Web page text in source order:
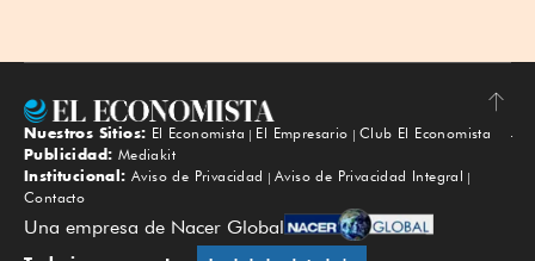
Subir
Nuestros Sitios: El Economista El Empresario
Club El Economista
Publicidad: Mediakit
Institucional: Aviso de Privacidad
Aviso de Privacidad Integral
Contacto
Una empresa de Nacer Global